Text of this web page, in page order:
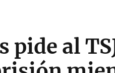
pide al